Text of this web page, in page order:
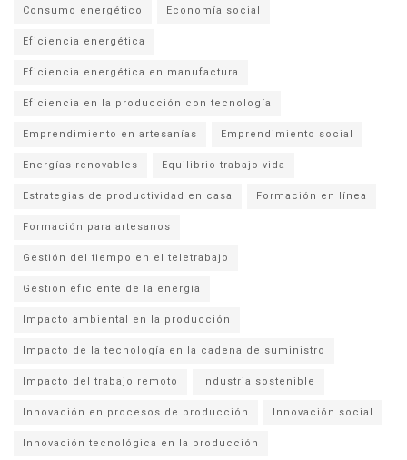
Consumo energético Economía social
Eficiencia energética
Eficiencia energética en manufactura
Eficiencia en la producción con tecnología
Emprendimiento en artesanías Emprendimiento social
Energías renovables Equilibrio trabajo-vida
Estrategias de productividad en casa Formación en línea
Formación para artesanos
Gestión del tiempo en el teletrabajo
Gestión eficiente de la energía
Impacto ambiental en la producción
Impacto de la tecnología en la cadena de suministro
Impacto del trabajo remoto Industria sostenible
Innovación en procesos de producción Innovación social
Innovación tecnológica en la producción